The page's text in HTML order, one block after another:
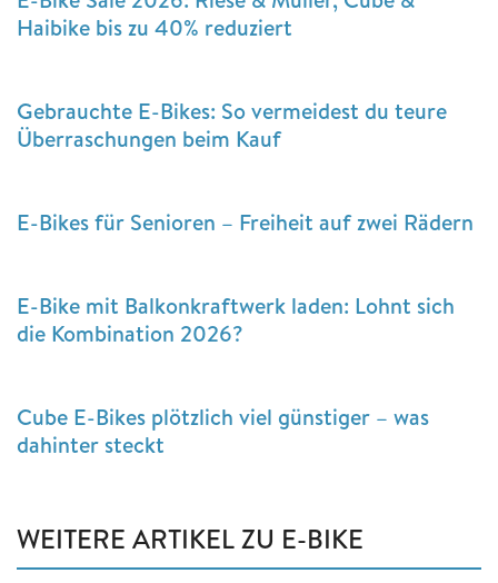
Haibike bis zu 40% reduziert
Gebrauchte E-Bikes: So vermeidest du teure
Überraschungen beim Kauf
E-Bikes für Senioren – Freiheit auf zwei Rädern
E-Bike mit Balkonkraftwerk laden: Lohnt sich
die Kombination 2026?
Cube E-Bikes plötzlich viel günstiger – was
dahinter steckt
WEITERE ARTIKEL ZU E-BIKE